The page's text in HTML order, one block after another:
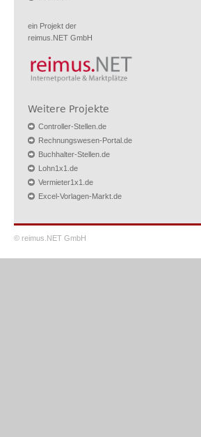
ein Projekt der
reimus.NET GmbH
Weitere Projekte
Controller-Stellen.de
Rechnungswesen-Portal.de
Buchhalter-Stellen.de
Lohn1x1.de
Vermieter1x1.de
Excel-Vorlagen-Markt.de
© reimus.NET GmbH